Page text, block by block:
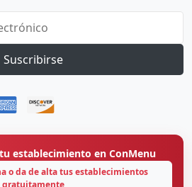
Suscribirse
establecimiento en ConMenu
o da de alta tus establecimientos